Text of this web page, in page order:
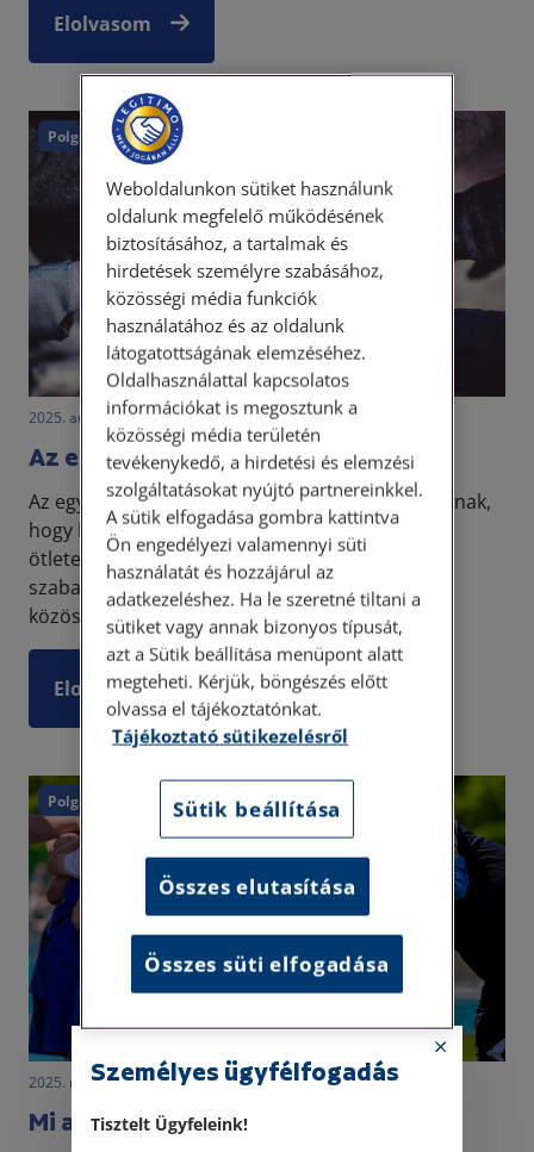
Elolvasom
Polgári törvénykönyv
2025. augusztus 26. • dr. Novák Katalin Orsolya
Az egyesületek jogi szabályozása
Az egyesület az egyik legegyszerűbb formája annak,
hogy barátainkkal közösen megvalósítsuk
ötleteinket, szervezett keretek között töltsük a
szabadidőnket vagy tegyünk valami jót a helyi
közösségért...
Elolvasom
Polgári törvénykönyv
2025. március 12. • LegitiMoadmin
Mi az az egyesület?
Személyes ügyfélfogadás
Tisztelt Ügyfeleink!
Weboldalunkon sütiket használunk
oldalunk megfelelő működésének
biztosításához, a tartalmak és
hirdetések személyre szabásához,
közösségi média funkciók
használatához és az oldalunk
látogatottságának elemzéséhez.
Oldalhasználattal kapcsolatos
információkat is megosztunk a
közösségi média területén
tevékenykedő, a hirdetési és elemzési
szolgáltatásokat nyújtó partnereinkkel.
A sütik elfogadása gombra kattintva
Ön engedélyezi valamennyi süti
használatát és hozzájárul az
adatkezeléshez. Ha le szeretné tiltani a
sütiket vagy annak bizonyos típusát,
azt a Sütik beállítása menüpont alatt
megteheti. Kérjük, böngészés előtt
olvassa el tájékoztatónkat.
Tájékoztató sütikezelésről
Sütik beállítása
Összes elutasítása
Összes süti elfogadása